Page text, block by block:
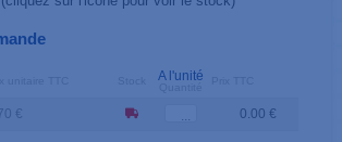
A l'unité
€ 0.00 €